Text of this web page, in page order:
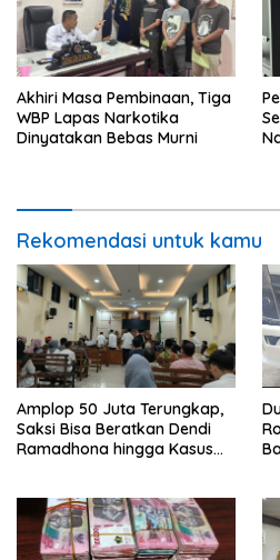
Akhiri Masa Pembinaan, Tiga
WBP Lapas Narkotika
Dinyatakan Bebas Murni
Rekomendasi untuk kamu
Amplop 50 Juta Terungkap,
Saksi Bisa Beratkan Dendi
Ramadhona hingga Kasus